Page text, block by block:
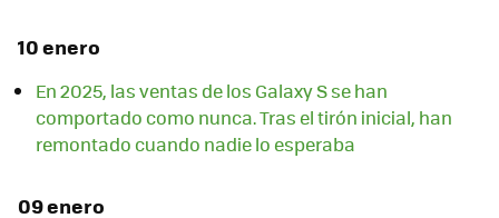
10 enero
En 2025, las ventas de los Galaxy S se han
comportado como nunca. Tras el tirón inicial, han
remontado cuando nadie lo esperaba
09 enero